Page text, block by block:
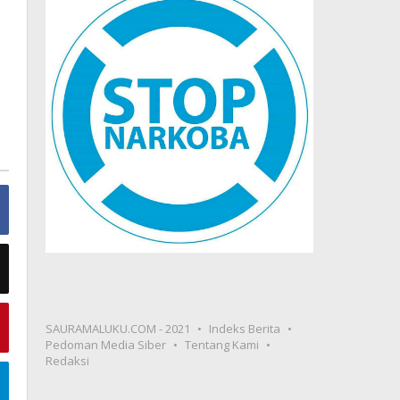
SAURAMALUKU.COM - 2021
Indeks Berita
Pedoman Media Siber
Tentang Kami
Redaksi